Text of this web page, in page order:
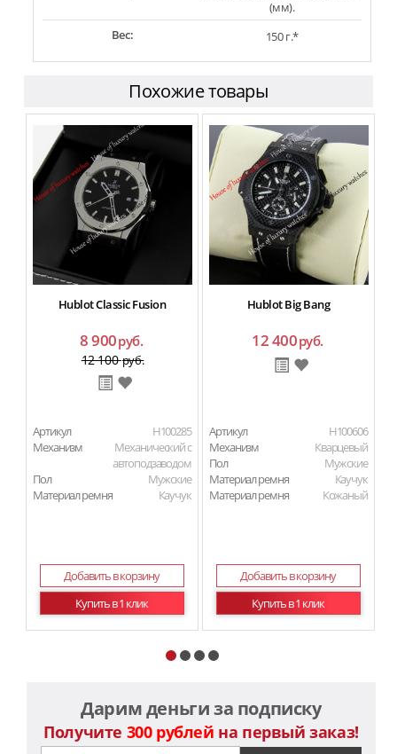
(мм).
Вес:
150 г.*
Похожие товары
Hublot Classic Fusion
8 900руб.
12 100руб.
Артикул
H100285
Механизм
Механический с
автоподзаводом
Пол
Мужские
Материал ремня
Каучук
Добавить в корзину
Купить в 1 клик
Hublot Big Bang
12 400руб.
Артикул
H100606
Механизм
Кварцевый
Пол
Мужские
Материал ремня
Каучук
Материал ремня
Кожаный
Добавить в корзину
Купить в 1 клик
Дарим деньги за подписку
Получите 300 рублей на первый заказ!